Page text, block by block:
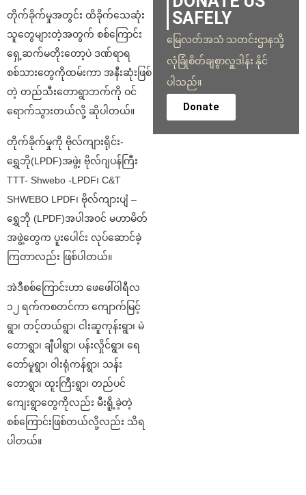
တိုက်ခိုက်မှုအတွင်း ထိခိုက်သေဆုံး
သူတွေများတဲ့အတွက် စစ်ကြောင်း
ရှေ့ဆက်မတိုးတော့ပဲ ဒဏ်ရာရ
စစ်သားတွေကိုထမ်းကာ အနီးဆုံးဖြစ်
တဲ့ တည်သီးတောရွာဘက်ကို ဝင်
ရောက်သွားတယ်လို့ ဆိုပါတယ်။
တိုက်ခိုက်မှုကို ဗိုလ်ကျားရိုင်း-
ရွှေဘို(LPDF)အဖွဲ့၊ ဗိုလ်ဂျပန်ကြီး
TTT- Shwebo -LPDF၊ C&T
SHWEBO LPDF၊ ဗိုလ်ကျားပျံ –
ရွှေဘို (LPDF)အပါအဝင် မဟာမိတ်
အဖွဲ့တွေက ပူးပေါင်း လုပ်ဆောင်ခဲ့
ကြတာလည်း ဖြစ်ပါတယ်။
အဲဒီစစ်ကြောင်းဟာ ဖေဖေါ်ဝါရီလ
၁၂ ရက်ကစတင်ကာ ကျောက်မြင့်
ရွာ၊ တင့်တယ်ရွာ၊ ငါးဆူကုန်းရွာ၊ မဲ
တောရွာ၊ ချီပါရွာ၊ ပန်းလှိုင်ရွာ၊ ရေ
တော်မူရွာ၊ ဝါးရုံကန်ရွာ၊ သန်း
တောရွာ၊ ထူးကြီးရွာ၊ တည်ပင်
ကျေးရွာတွေကိုလည်း မီးရိူ့ခဲ့တဲ့
စစ်ကြောင်းဖြစ်တယ်လို့လည်း သိရ
ပါတယ်။
SAFELY
မြေလတ်အသံ သတင်းဌာနသို့
လုံခြုံစိတ်ချစွာလှူဒါန်း နိုင်
ပါသည်။
Donate